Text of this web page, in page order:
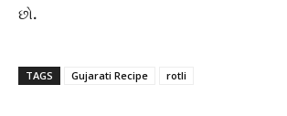
છો.
TAGS Gujarati Recipe rotli